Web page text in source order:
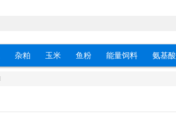
杂粕 玉米 鱼粉 能量饲料 氨基酸